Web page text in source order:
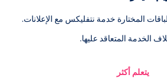
المختارة خدمة نتفليكس مع الإعلانات.
الخدمة المتعاقد عليها.
يتعلم أكثر